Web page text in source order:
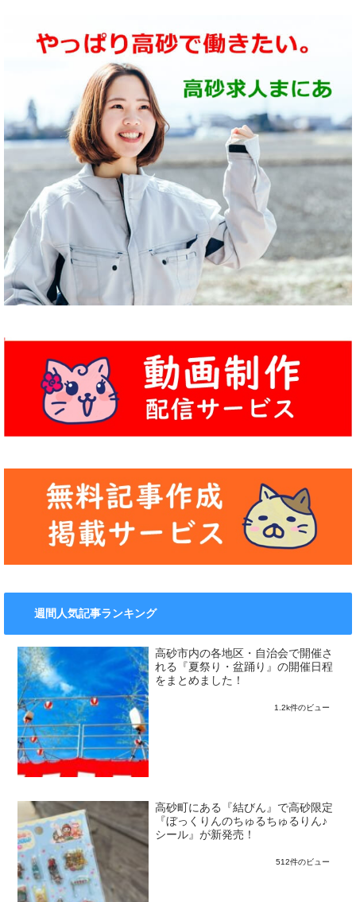
週間人気記事ランキング
高砂市内の各地区・自治会で開催さ
れる『夏祭り・盆踊り』の開催日程
をまとめました！
1.2k件のビュー
高砂町にある『結びん』で高砂限定
『ぼっくりんのちゅるちゅるりん♪
シール』が新発売！
512件のビュー